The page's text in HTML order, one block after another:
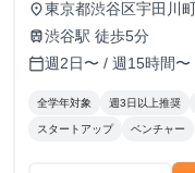
place東京都渋谷区宇田川
train渋谷駅 徒歩5分
calendar_today週2日〜 / 週15時間〜
全学年対象 週3日以上推奨
スタートアップ ベンチャー